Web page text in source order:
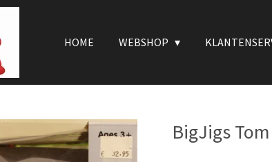
HOME WEBSHOP
BigJigs